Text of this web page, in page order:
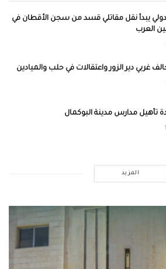
يبدأ نقل مقاتلي قسد من سجن الأقطان في
العرب
غربي دير الزور واعتقالات في حلب والميادين
تأهيل مدارس مدينة البوكمال
المزيد